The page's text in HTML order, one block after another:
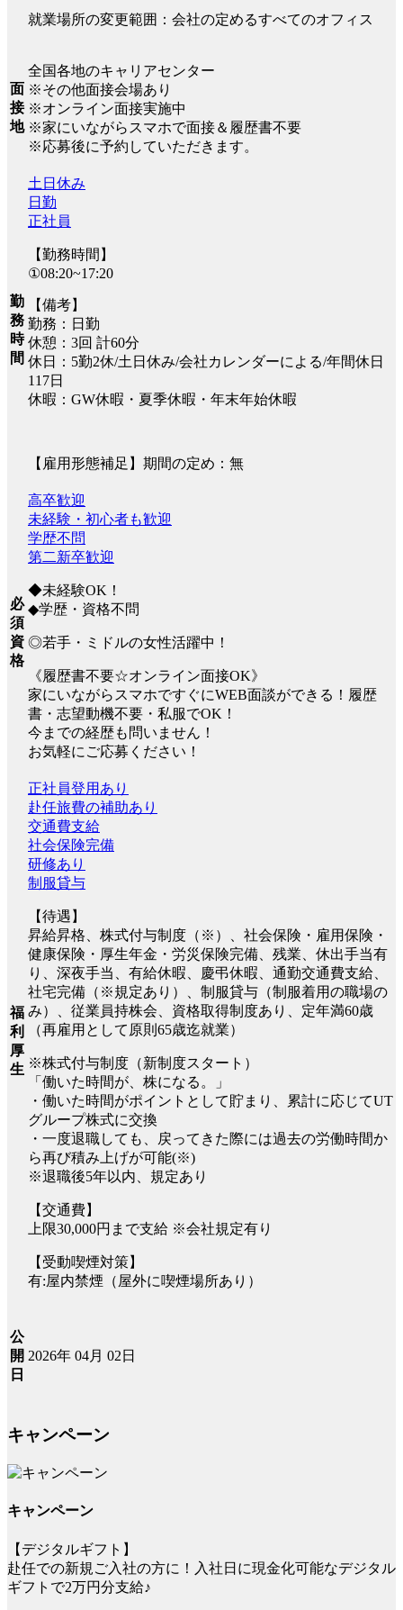
就業場所の変更範囲：会社の定めるすべてのオフィス
面
接
地
全国各地のキャリアセンター
※その他面接会場あり
※オンライン面接実施中
※家にいながらスマホで面接＆履歴書不要
※応募後に予約していただきます。
勤
務
時
間
土日休み
日勤
正社員
【勤務時間】
①08:20~17:20
【備考】
勤務：日勤
休憩：3回 計60分
休日：5勤2休/土日休み/会社カレンダーによる/年間休日
117日
休暇：GW休暇・夏季休暇・年末年始休暇
【雇用形態補足】期間の定め：無
必
須
資
格
高卒歓迎
未経験・初心者も歓迎
学歴不問
第二新卒歓迎
◆未経験OK！
◆学歴・資格不問
◎若手・ミドルの女性活躍中！
《履歴書不要☆オンライン面接OK》
家にいながらスマホですぐにWEB面談ができる！履歴
書・志望動機不要・私服でOK！
今までの経歴も問いません！
お気軽にご応募ください！
福
利
厚
生
正社員登用あり
赴任旅費の補助あり
交通費支給
社会保険完備
研修あり
制服貸与
【待遇】
昇給昇格、株式付与制度（※）、社会保険・雇用保険・
健康保険・厚生年金・労災保険完備、残業、休出手当有
り、深夜手当、有給休暇、慶弔休暇、通勤交通費支給、
社宅完備（※規定あり）、制服貸与（制服着用の職場の
み）、従業員持株会、資格取得制度あり、定年満60歳
（再雇用として原則65歳迄就業）
※株式付与制度（新制度スタート）
「働いた時間が、株になる。」
・働いた時間がポイントとして貯まり、累計に応じてUT
グループ株式に交換
・一度退職しても、戻ってきた際には過去の労働時間か
ら再び積み上げが可能(※)
※退職後5年以内、規定あり
【交通費】
上限30,000円まで支給 ※会社規定有り
【受動喫煙対策】
有:屋内禁煙（屋外に喫煙場所あり）
公
開
日
2026年 04月 02日
キャンペーン
キャンペーン
【デジタルギフト】
赴任での新規ご入社の方に！入社日に現金化可能なデジタル
ギフトで2万円分支給♪